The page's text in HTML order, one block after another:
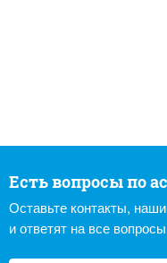
Есть вопросы по
Оставьте контакты,
и ответят на все вопросы